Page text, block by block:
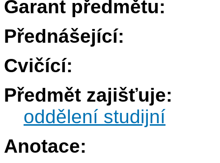
Garant předmětu:
Přednášející:
Cvičící:
Předmět zajišťuje:
oddělení studijní
Anotace: